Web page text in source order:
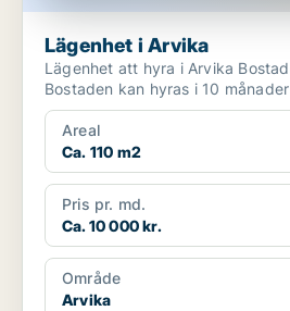
Lägenhet i Arvika
Lägenhet att hyra i Arvika Bostaden har 4 rum
Bostaden kan hyras i 10 månader
Areal
Ca. 110 m2
Pris pr. md.
Ca. 10 000 kr.
Område
Arvika